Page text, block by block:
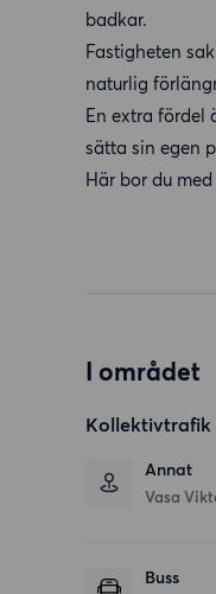
badkar.
Fastigheten
naturlig
En extra fördel
sätta sin egen
Här bor du
I området
Kollektivtrafik
Annat
Vasa
Buss